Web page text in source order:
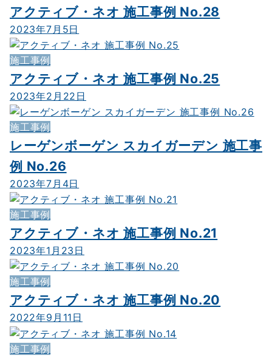
アクティブ・ネオ 施工事例 No.28
2023年7月5日
施工事例
アクティブ・ネオ 施工事例 No.25
2023年2月22日
施工事例
レーゲンボーゲン スカイガーデン 施工事
例 No.26
2023年7月4日
施工事例
アクティブ・ネオ 施工事例 No.21
2023年1月23日
施工事例
アクティブ・ネオ 施工事例 No.20
2022年9月11日
施工事例